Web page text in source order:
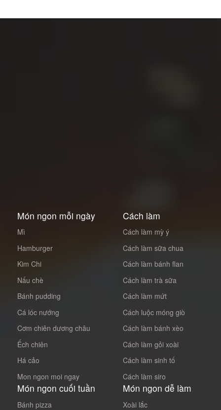
Món ngon mỗi ngày
Mì
Hamburger
Kim Chi
Nấu chè
Bánh pudding
Cá lóc nướng
Cơm chiên dương châu
Ếch chiên
Há cảo
Mon ngon moi ngay
Cách làm
Cách làm mỳ ý
Cách làm sữa chua
Cách làm bánh flan
Cách làm trà sữa
Cách làm mứt
Cách luộc móng giò
Cách làm bánh xèo
Cách làm gỏi xoài
Cách làm sinh tố
Cách làm siro
Món ngon cuối tuần
Bánh pizza
Món ngon dễ làm
Xoài lắc